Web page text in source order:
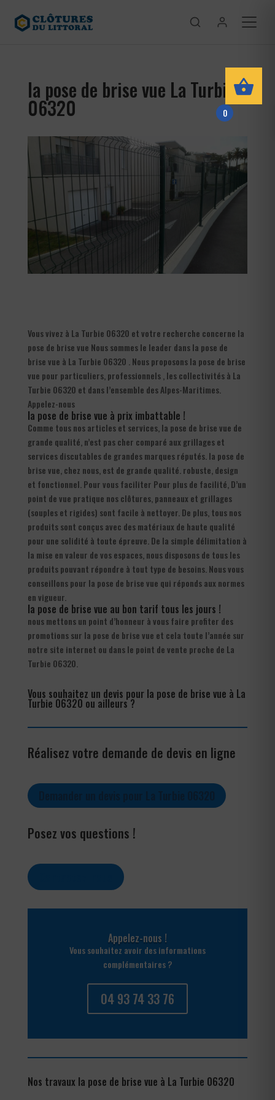
la pose de brise vue La Turbie
06320
Vous vivez à La Turbie 06320 et votre recherche concerne la
pose de brise vue Nous sommes le leader dans la pose de
brise vue à La Turbie 06320 . Nous proposons la pose de brise
vue pour particuliers, professionnels , les collectivités à La
Turbie 06320 et dans l’ensemble des Alpes-Maritimes.
Appelez-nous
la pose de brise vue à prix imbattable !
Comme tous nos articles et services, la pose de brise vue de
grande qualité, n’est pas cher comparé aux grillages et
services discutables de grandes marques réputés. la pose de
brise vue, chez nous, est de grande qualité. robuste, design
et fonctionnel. Pour vous faciliter Pour plus de facilité, D’un
point de vue pratique nos clôtures, panneaux et grillages
(souples et rigides) sont facile à nettoyer. De plus, tous nos
produits sont conçus avec des matériaux de haute qualité
pour une solidité à toute épreuve. De la simple délimitation à
la mise en valeur de vos espaces, nous disposons de tous les
produits pouvant répondre à tout type de besoins. Nous vous
conseillons pour la pose de brise vue qui réponds aux normes
en vigueur.
la pose de brise vue au bon tarif tous les jours !
nous mettons un point d’honneur à vous faire profiter des
promotions sur la pose de brise vue et cela toute l’année sur
notre site internet ou dans le point de vente proche de La
Turbie 06320.
Vous souhaitez un devis pour la pose de brise vue à La
Turbie 06320 ou ailleurs ?
Réalisez votre demande de devis en ligne
Posez vos questions !
Appelez-nous !
Vous souhaitez avoir des informations
complémentaires ?
04 93 74 33 76
Nos travaux la pose de brise vue à La Turbie 06320
0